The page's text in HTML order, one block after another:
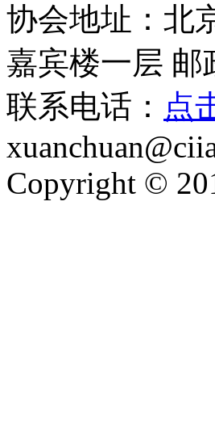
协会地址：北
嘉宾楼一层 邮
联系电话： 点
Copyright ©